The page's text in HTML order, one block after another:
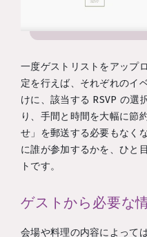
一度ゲストリストをアップ
定を行えば、それぞれのイ
けに、該当する RSVP の選
り、手間と時間を大幅に節
せ」を郵送する必要もなく
に誰が参加するかを、ひと
トです。
ゲストから必要な
会場や料理の内容によって